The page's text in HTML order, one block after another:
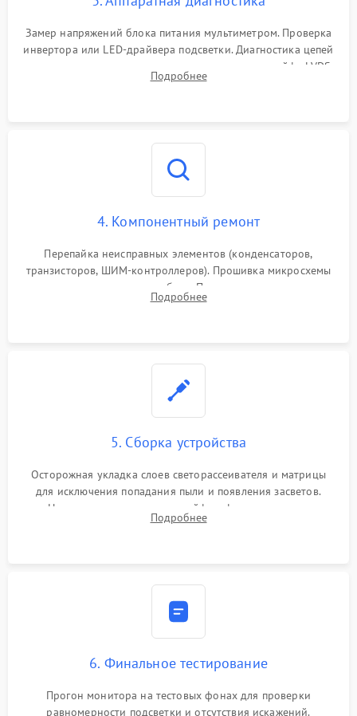
Поломка системы защиты
Замер напряжений блока питания мультиметром. Проверка
инвертора или LED-драйвера подсветки. Диагностика цепей
питания скалера и тестирование сигналов на шлейфе LVDS
Подробнее
4. Компонентный ремонт
Перепайка неисправных элементов (конденсаторов,
транзисторов, ШИМ-контроллеров). Прошивка микросхемы
памяти при программных сбоях. При поломке подсветки —
разборка матрицы и замена выгоревших светодиодов.
Подробнее
5. Сборка устройства
Осторожная укладка слоев светорассеивателя и матрицы
для исключения попадания пыли и появления засветов.
Надежное подключение шлейфов, фиксация плат и
аккуратное защелкивание пластикового корпуса монитора.
Подробнее
6. Финальное тестирование
Прогон монитора на тестовых фонах для проверки
равномерности подсветки и отсутствия искажений.